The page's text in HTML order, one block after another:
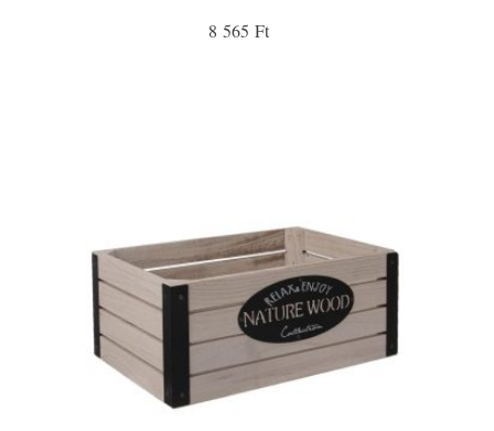
8 565 Ft